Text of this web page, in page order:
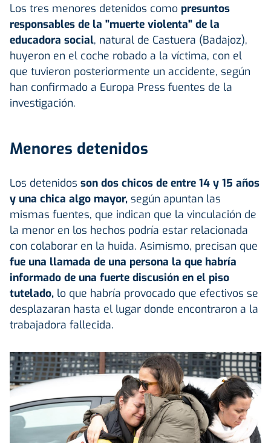
Los tres menores detenidos como presuntos
responsables de la "muerte violenta" de la
educadora social, natural de Castuera (Badajoz),
huyeron en el coche robado a la víctima, con el
que tuvieron posteriormente un accidente, según
han confirmado a Europa Press fuentes de la
investigación.
Menores detenidos
Los detenidos son dos chicos de entre 14 y 15 años
y una chica algo mayor, según apuntan las
mismas fuentes, que indican que la vinculación de
la menor en los hechos podría estar relacionada
con colaborar en la huida. Asimismo, precisan que
fue una llamada de una persona la que habría
informado de una fuerte discusión en el piso
tutelado, lo que habría provocado que efectivos se
desplazaran hasta el lugar donde encontraron a la
trabajadora fallecida.